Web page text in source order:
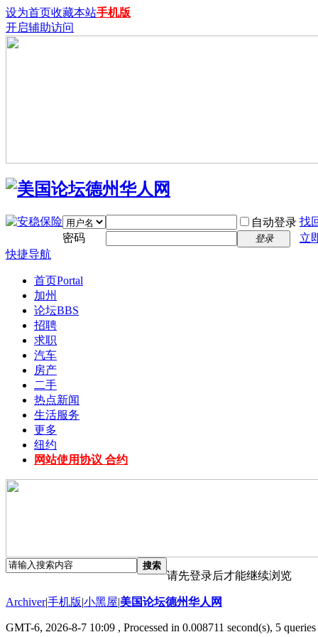
设为首页收藏本站手机版
开启辅助访问
自动登录 找
密码
登录
立
快捷导航
首页Portal
加州
论坛BBS
招聘
求职
汽车
房产
二手
热点新闻
生活服务
更多
纽约
网站使用协议 合约
搜索
请先登录后才能继续浏览
Archiver|手机版|小黑屋|美国论坛德州华人网
GMT-6, 2026-8-7 10:09 , Processed in 0.008711 second(s), 5 queries